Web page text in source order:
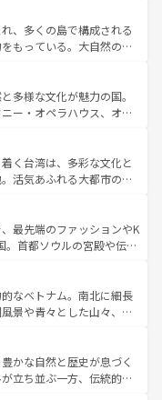
できる。 なお、新
を参照してほしい。
ッピング、エンターテイ
ットだ。一方、アメリカ
ドキャニオンやイエロー
と美食が融合した独特の
各地域で異なる魅力を楽
歴史を感じることができ
リカ
ほしい。
、多くの島で構成される
もっている。大自然の神
の観光地といえばオアフ
マウイ島やカウアイ島が
輝く海をはじめ、豊かな
を迎えてくれるハワイの
ハワイアンミュージッ
べてがハワイの魅力を彩
い。
多様な文化が魅力の国。
ー・オペラハウス、オー
るウルル（エアーズロッ
やケアンズの熱帯雨林な
カフェやワイン、オージ
おり、サーフィンやダイ
ドア好きにはたまらな
を存分に味わいつくそ
く台湾は、多彩な文化と
活気あふれる大都市の台
湾東部など、都市の喧騒
訪れる人に新しい発見と
奥深い台湾の食文化も魅
、バラエティ豊かな料理
湾情報は コンテンツ一覧を参
最先端のファッションやK
。首都ソウルの宮殿や伝統
の自然美を楽しむことが
絶品のストリートフード
ている。夜には、韓国な
彩な魅力を心ゆくまで味
なお、新着の韓国情報はコンテンツ一
なベトナム。南北に細長
景や青々とした山々、世
ハノイの古い町並みやホ
建物も、独特の雰囲気を
ィの豊かさとおいしさで
かな自然と歴史が息づく
立ち並ぶ一方、伝統的な